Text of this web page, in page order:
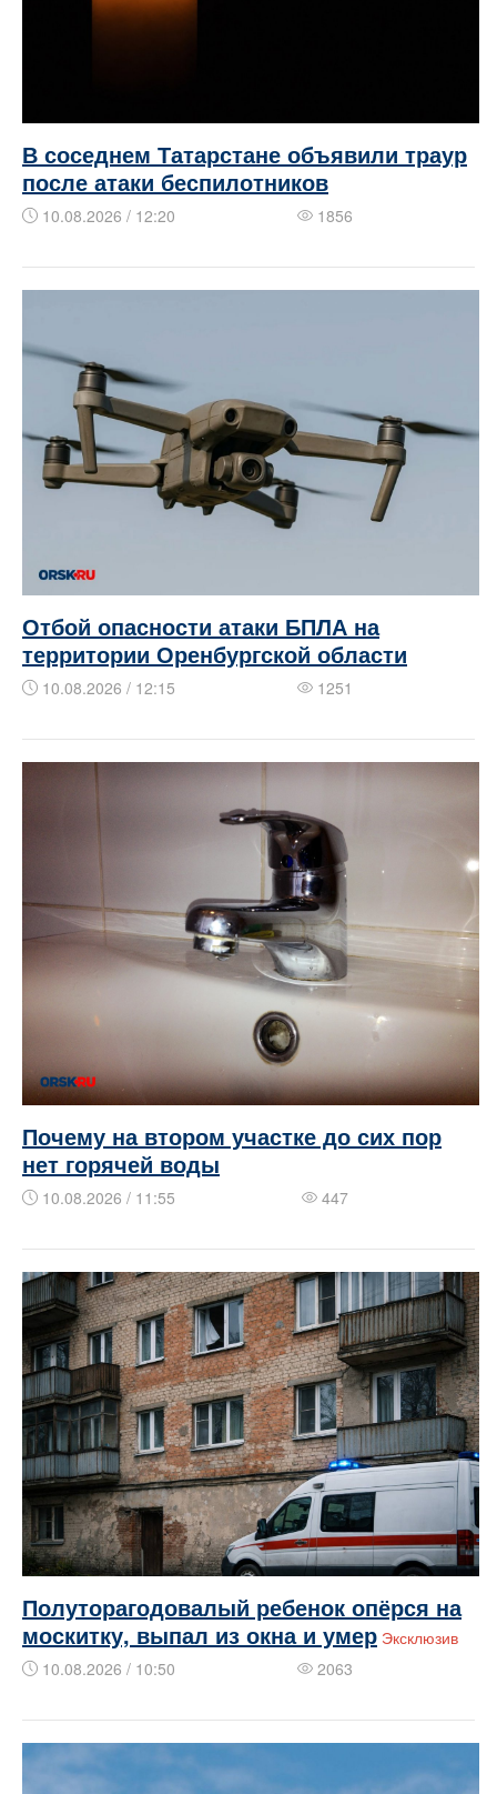
В соседнем Татарстане объявили траур
после атаки беспилотников
10.08.2026 / 12:20 1856
Отбой опасности атаки БПЛА на
территории Оренбургской области
10.08.2026 / 12:15 1251
Почему на втором участке до сих пор
нет горячей воды
10.08.2026 / 11:55 447
Полуторагодовалый ребенок опёрся на
москитку, выпал из окна и умер Эксклюзив
10.08.2026 / 10:50
2063